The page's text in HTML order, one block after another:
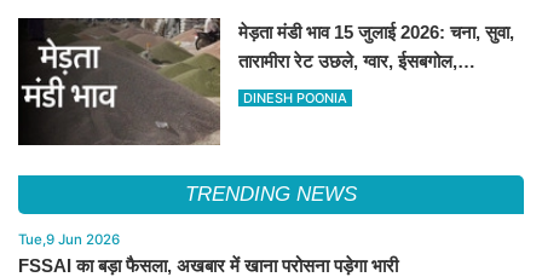
मेड़ता मंडी भाव 15 जुलाई 2026: चना, सुवा,
तारामीरा रेट उछले, ग्वार, ईसबगोल,
असालिया, रायड़ा मंदे बिके
DINESH POONIA
TRENDING NEWS
Tue,9 Jun 2026
FSSAI का बड़ा फैसला, अखबार में खाना परोसना पड़ेगा भारी